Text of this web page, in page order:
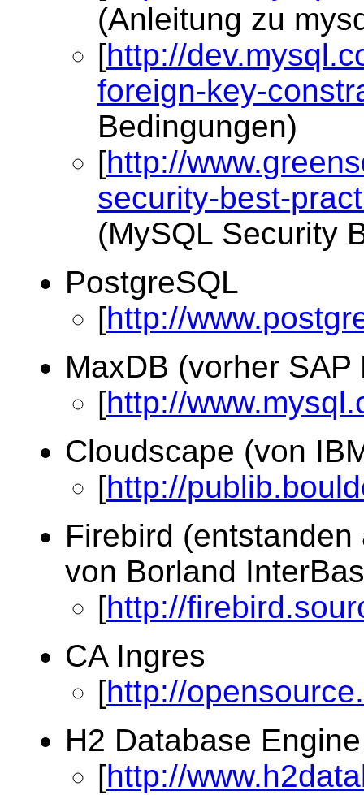
(Anleitung zu
[http://
foreign-key-
Bedingungen)
[http://
security-best-
(MySQL Security
PostgreSQL
[http://
MaxDB (vorher
[http://
Cloudscape (von
[http://
Firebird
von Borland
[http://
CA Ingres
[http://
H2 Database Engine
[http://